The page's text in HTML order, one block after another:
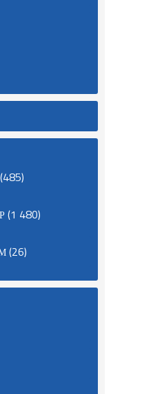
(485)
(1 480)
(26)